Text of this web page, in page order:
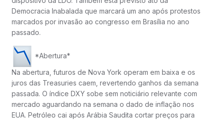
Democracia Inabalada que marcará um ano após protestos
marcados por invasão ao congresso em Brasília no ano
passado.
*Abertura*
Na abertura, futuros de Nova York operam em baixa e os
juros das Treasuries caem, revertendo ganhos da semana
passada. O índice DXY sobe sem noticiário relevante com
mercado aguardando na semana o dado de inflação nos
EUA. Petróleo cai após Arábia Saudita cortar preços para